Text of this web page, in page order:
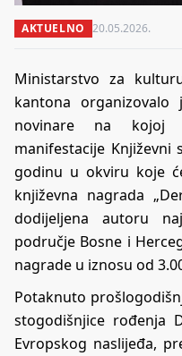
AKTUELNO 20.05.2026.
Ministarstvo za
kantona
novinare na kojoj
manifestacije Književni
godinu u okviru koje
književna nagrada
dodijeljena autoru
područje Bosne i
nagrade u iznosu od
Potaknuto
stogodišnjice rođenja
Evropskog naslijeđa,